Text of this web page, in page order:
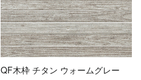
QF木枠 チタン ウォームグレー